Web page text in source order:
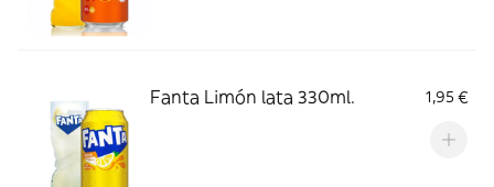
Fanta Limón lata 330ml. 1,95 €